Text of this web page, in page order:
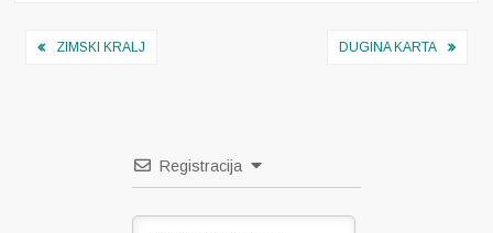
Navigacija
ZIMSKI KRALJ DUGINA KARTA
Registracija